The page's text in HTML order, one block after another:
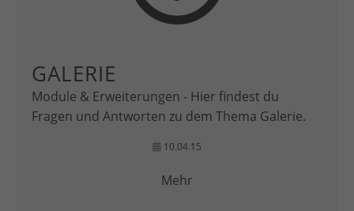
GALERIE
Module & Erweiterungen - Hier findest du
Fragen und Antworten zu dem Thema Galerie.
10.04.15
Mehr